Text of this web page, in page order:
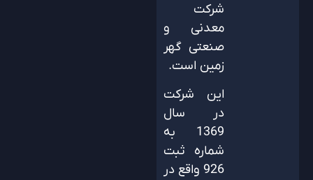
شرکت
معدنی و
صنعتی گهر
زمین است.
این شرکت
در سال
1369 به
شماره ثبت
926 واقع در